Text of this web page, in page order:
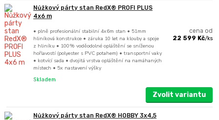
Nůžkový párty stan RedX® PROFI PLUS
4x6 m
• plně profesionální stabilní 4x6m stan • 51mm
hliníková konstrukce • záruka 10 let na klouby a spoje
z hliníku • 100% voděodolné opláštění se sníženou
hořlavostí (polyester s PVC potahem) • transportní vaky
• kotvící sada • dvojitá vrstva opláštění na namáhaných
místech • 5x nastavení výšky
cena od
22 599 Kč/ks
Skladem
Zvolit variantu
Nůžkový párty stan RedX® HOBBY 3x4,5